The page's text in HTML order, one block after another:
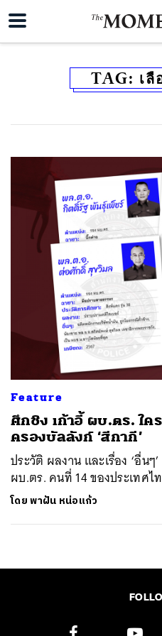
TAG: เ
Feature
ศึกชิง เก้าอี้ ผบ.ตร. ใค
ครองบัลลังก์ ‘สีกากี’
ประวัติ ผลงาน และเรื่อง ‘อื่น
ผบ.ตร. คนที่ 14 ของประเทศไ
โดยพาฝัน หน่อแก้ว